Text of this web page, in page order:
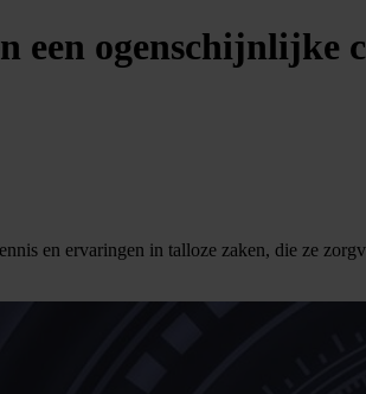
een ogenschijnlijke
en ervaringen in talloze zaken, die ze